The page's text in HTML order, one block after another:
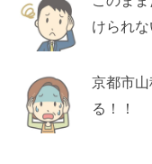
けられ
京都市
る！！